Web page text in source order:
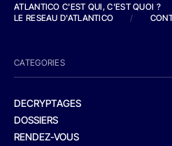
ATLANTICO C'EST QUI, C'EST QUOI ?
LE RESEAU D'ATLANTICO
/
CATEGORIES
DECRYPTAGES
DOSSIERS
RENDEZ-VOUS